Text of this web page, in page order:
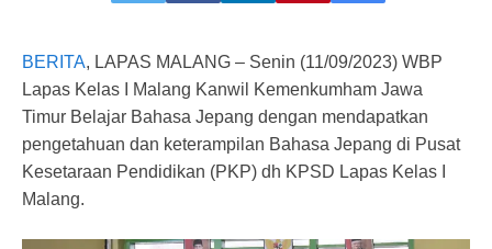
BERITA, LAPAS MALANG – Senin (11/09/2023) WBP
Lapas Kelas I Malang Kanwil Kemenkumham Jawa
Timur Belajar Bahasa Jepang dengan mendapatkan
pengetahuan dan keterampilan Bahasa Jepang di Pusat
Kesetaraan Pendidikan (PKP) dh KPSD Lapas Kelas I
Malang.